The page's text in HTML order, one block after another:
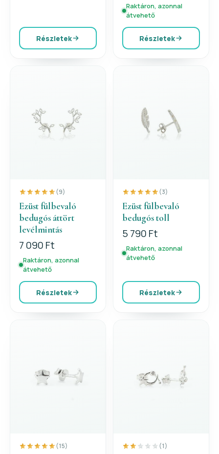
Részletek
Raktáron, azonnal
átvehető
Részletek
(9)
Ezüst fülbevaló
bedugós áttört
levélmintás
7 090 Ft
Raktáron, azonnal
átvehető
Részletek
(3)
Ezüst fülbevaló
bedugós toll
5 790 Ft
Raktáron, azonnal
átvehető
Részletek
(15) (1)